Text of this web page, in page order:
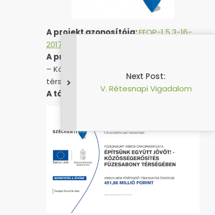
A projekt azonosítója:EFOP-1.5.3-16-
2017-00051
A projekt címe:
– Közösségerősítés Füzesabony
térségében”
A támogatás összege:451 857 559 Ft
Next Post:
V. Rétesnapi Vigadalom